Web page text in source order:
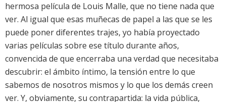
hermosa película de Louis Malle, que no tiene nada que
ver. Al igual que esas muñecas de papel a las que se les
puede poner diferentes trajes, yo había proyectado
varias películas sobre ese título durante años,
convencida de que encerraba una verdad que necesitaba
descubrir: el ámbito íntimo, la tensión entre lo que
sabemos de nosotros mismos y lo que los demás creen
ver. Y, obviamente, su contrapartida: la vida pública,